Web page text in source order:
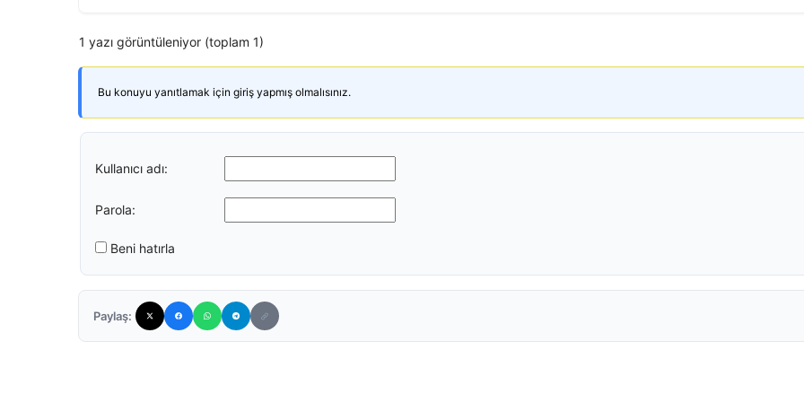
1 yazı görüntüleniyor (toplam 1)
Bu konuyu yanıtlamak için giriş yapmış olmalısınız.
Kullanıcı adı:
Parola:
Beni hatırla
Paylaş: